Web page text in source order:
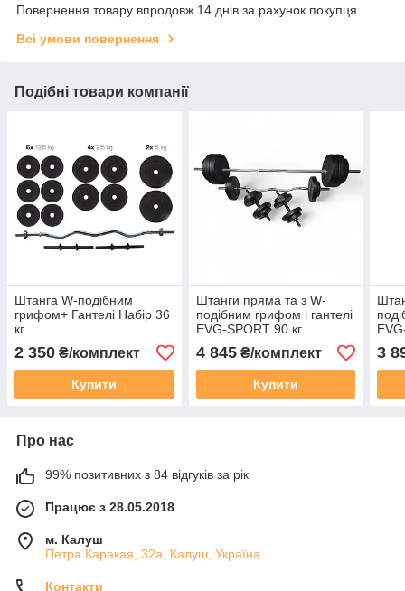
Повернення товару впродовж 14 днів за рахунок покупця
Всі умови повернення
Подібні товари компанії
Штанга W-подібним
грифом+ Гантелі Набір 36
кг
2 350 ₴/комплект
Купити
Штанги пряма та з W-
подібним грифом і гантелі
EVG-SPORT 90 кг
4 845₴/комплект
Купити
3
Про нас
99% позитивних з 84 відгуків за рік
Працює з 28.05.2018
м. Калуш
Петра Каракая, 32а, Калуш, Україна
Контакти